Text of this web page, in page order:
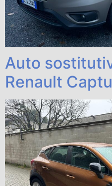
Auto
Renault